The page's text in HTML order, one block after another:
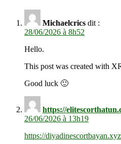
Michaelcrics dit :
28/06/2026 à 8h52
Hello.
This post was created with
Good luck 🙂
https://
26/06/2026 à 13h19
https://